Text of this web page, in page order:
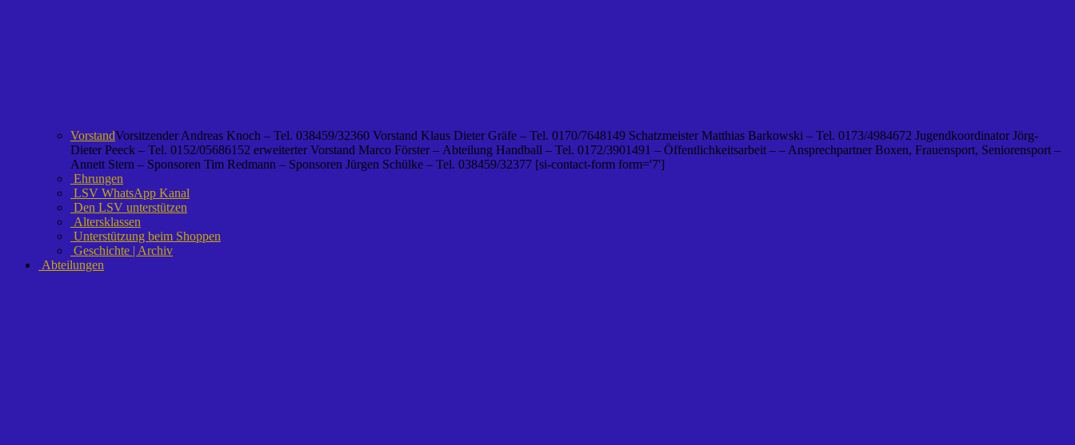
VorstandVorsitzender Andreas Knoch – Tel. 038459/32360 Vorstand Klaus Dieter Gräfe – Tel. 0170/7648149 Schatzmeister Matthias Barkowski – Tel. 0173/4984672 Jugendkoordinator Jörg-
Dieter Peeck – Tel. 0152/05686152 erweiterter Vorstand Marco Förster – Abteilung Handball – Tel. 0172/3901491 – Öffentlichkeitsarbeit – – Ansprechpartner Boxen, Frauensport, Seniorensport –
Annett Stern – Sponsoren Tim Redmann – Sponsoren Jürgen Schülke – Tel. 038459/32377 [si-contact-form form='7']
Ehrungen
LSV WhatsApp Kanal
Den LSV unterstützen
Altersklassen
Unterstützung beim Shoppen
Geschichte | Archiv
Abteilungen